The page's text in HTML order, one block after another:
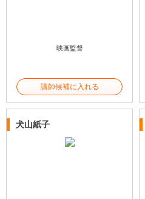
映画監督
講師候補に入れる
犬山紙子